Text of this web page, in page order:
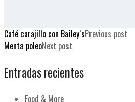
Café carajillo con Bailey´sPrevious post
Menta poleoNext post
Entradas recientes
Food & More